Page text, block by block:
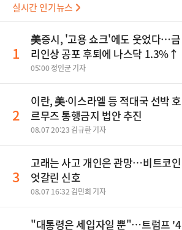
실시간 인기뉴스
1
美증시, '고용 쇼크'에도 웃었다…금
리인상 공포 후퇴에 나스닥 1.3%↑
05:00 정인균 기자
2
이란, 美·이스라엘 등 적대국 선박 호
르무즈 통행금지 법안 추진
08.07 20:23 김규환 기자
3
고래는 사고 개인은 관망…비트코인
엇갈린 신호
08.07 16:32 김민희 기자
"대통령은 세입자일 뿐"…트럼프 '4